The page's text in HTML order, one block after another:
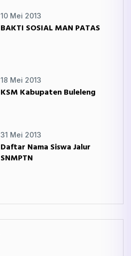
10 Mei 2013
BAKTI SOSIAL MAN PATAS
18 Mei 2013
KSM Kabupaten Buleleng
31 Mei 2013
Daftar Nama Siswa Jalur
SNMPTN